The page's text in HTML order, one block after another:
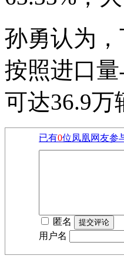
孙勇认为
按照进口
可达36.9万
已有0位凤凰网友参
匿名
用户名